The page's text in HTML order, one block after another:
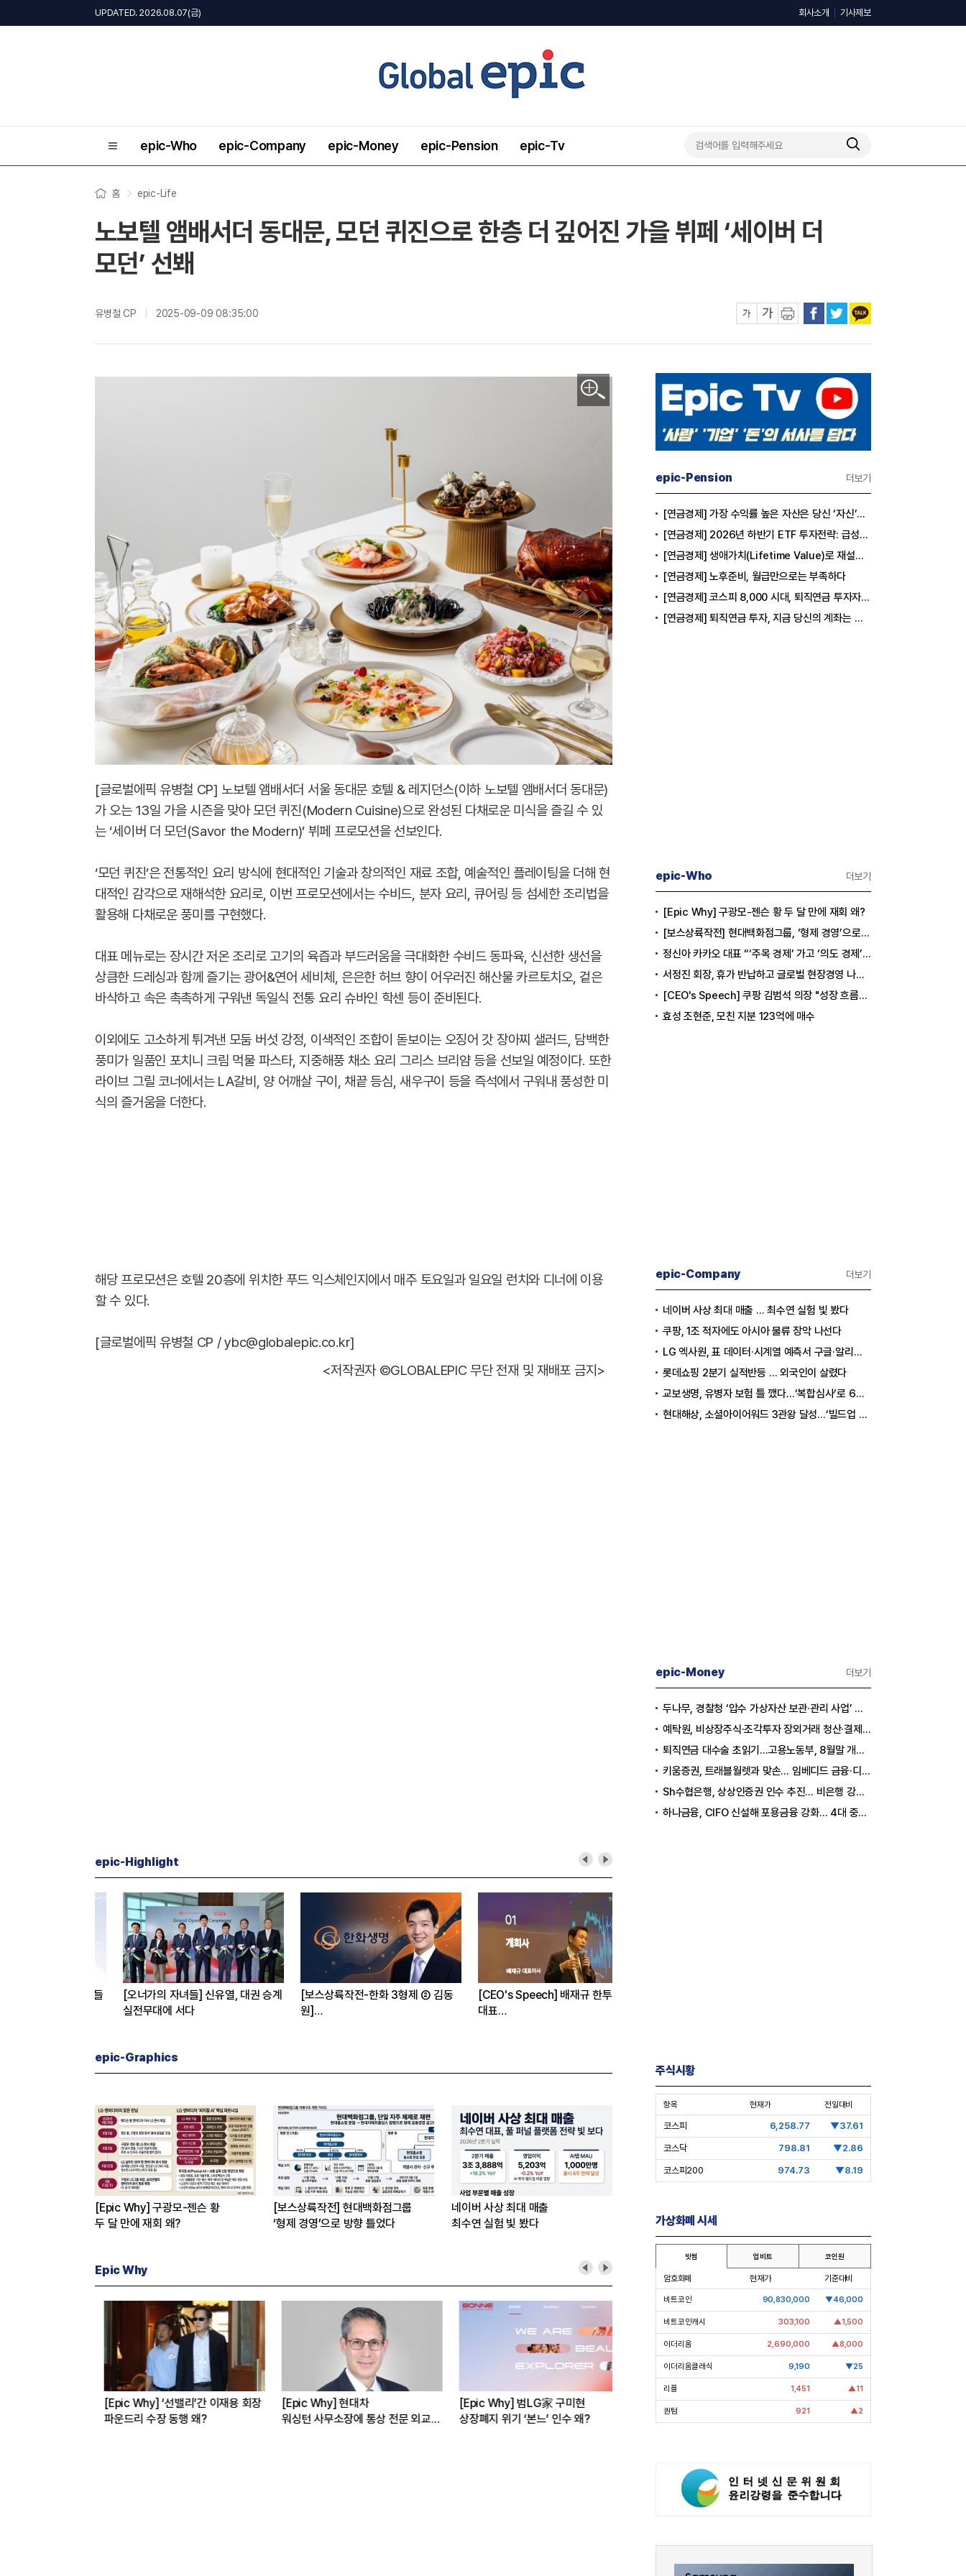
UPDATED. 2026.08.07(금) 회사소개 기사제보
epic-Who epic-Company epic-Money epic-Pension epic-Tv
홈 epic-Life
노보텔 앰배서더 동대문, 모던 퀴진으로 한층 더 깊어진 가을 뷔페 ‘세이버 더
모던’ 선봬
유병철 CP 2025-09-09 08:35:00
이미지 확대보기
[글로벌에픽 유병철 CP] 노보텔 앰배서더 서울 동대문 호텔 & 레지던스(이하 노보텔 앰배서더 동대문)
가 오는 13일 가을 시즌을 맞아 모던 퀴진(Modern Cuisine)으로 완성된 다채로운 미식을 즐길 수 있
는 ‘세이버 더 모던(Savor the Modern)’ 뷔페 프로모션을 선보인다.
‘모던 퀴진’은 전통적인 요리 방식에 현대적인 기술과 창의적인 재료 조합, 예술적인 플레이팅을 더해 현
대적인 감각으로 재해석한 요리로, 이번 프로모션에서는 수비드, 분자 요리, 큐어링 등 섬세한 조리법을
활용해 다채로운 풍미를 구현했다.
대표 메뉴로는 장시간 저온 조리로 고기의 육즙과 부드러움을 극대화한 수비드 동파육, 신선한 생선을
상큼한 드레싱과 함께 즐기는 광어&연어 세비체, 은은한 허브 향이 어우러진 해산물 카르토치오, 겉은
바삭하고 속은 촉촉하게 구워낸 독일식 전통 요리 슈바인 학센 등이 준비된다.
이외에도 고소하게 튀겨낸 모둠 버섯 강정, 이색적인 조합이 돋보이는 오징어 갓 장아찌 샐러드, 담백한
풍미가 일품인 포치니 크림 먹물 파스타, 지중해풍 채소 요리 그리스 브리얌 등을 선보일 예정이다. 또한
라이브 그릴 코너에서는 LA갈비, 양 어깨살 구이, 채끝 등심, 새우구이 등을 즉석에서 구워내 풍성한 미
식의 즐거움을 더한다.
해당 프로모션은 호텔 20층에 위치한 푸드 익스체인지에서 매주 토요일과 일요일 런치와 디너에 이용
할 수 있다.
[글로벌에픽 유병철 CP / ybc@globalepic.co.kr]
<저작권자 ©GLOBALEPIC 무단 전재 및 재배포 금지>
epic-Highlight
[보스상륙작전-한화 3형제 ② 김동
[CEO's Speech] 배재규 한투운용
[Epic Why] 네이버
엔비디아 투자 받은 진짜 이유는
epic-Graphics
[Epic Why] 구광모-젠슨 황
두 달 만에 재회 왜?
[보스상륙작전] 현대백화점그룹
‘형제 경영’으로 방향 틀었다
네이버 사상 최대 매출
최수연 실험 빛 봤다
Epic Why
[Epic Why] 현대차
워싱턴 사무소장에 통상 전문 외교관
[Epic Why] 범LG家 구미현
상장폐지 위기 ‘본느’ 인수 왜?
[Epic Why] 삼성·현대차는 왜
적과의 동침’을 할까
[Epic Why] 코오롱 이규호
3상 실패 1주일만에 티슈진 2억 매
[Epic Why] 네이버
엔비디아 투자 받은 진짜 이유는
epic-Pension 더보기
[연금경제] 가장 수익률 높은 자산은 당신 ‘자신’이다
[연금경제] 2026년 하반기 ETF 투자전략: 급성장의 상반기를 접고, 이제 '실적'이 가르는 하반기를 맞다
[연금경제] 생애가치(Lifetime Value)로 재설계하는 은퇴 후 안정적 생활보장과 평생소득 전략
[연금경제] 노후준비, 월급만으로는 부족하다
[연금경제] 코스피 8,000 시대, 퇴직연금 투자자는 왜 지금 FOMO를 경계해야 하는가
[연금경제] 퇴직연금 투자, 지금 당신의 계좌는 어느 편인가?
epic-Who 더보기
[Epic Why] 구광모-젠슨 황 두 달 만에 재회 왜?
[보스상륙작전] 현대백화점그룹, ‘형제 경영’으로 방향 틀었다
정신아 카카오 대표 “‘주목 경제’ 가고 ‘의도 경제’ 왔다”
서정진 회장, 휴가 반납하고 글로벌 현장경영 나선다
[CEO's Speech] 쿠팡 김범석 의장 "성장 흐름은 변하지 않았다"
효성 조현준, 모친 지분 123억에 매수
epic-Company 더보기
네이버 사상 최대 매출 … 최수연 실험 빛 봤다
쿠팡, 1조 적자에도 아시아 물류 장악 나선다
LG 엑사원, 표 데이터·시계열 예측서 구글·알리바바 제쳤다
롯데쇼핑 2분기 실적반등 … 외국인이 살렸다
교보생명, 유병자 보험 틀 깼다…‘복합심사’로 6개월 독점권 획득
현대해상, 소셜아이어워드 3관왕 달성…‘빌드업 육아’ 소통 결실
epic-Money 더보기
두나무, 경찰청 ‘압수 가상자산 보관·관리 사업’ 최종 낙찰
예탁원, 비상장주식·조각투자 장외거래 청산·결제 인프라 구축 착수
퇴직연금 대수술 초읽기…고용노동부, 8월말 개정안 발표
키움증권, 트래블월렛과 맞손… 임베디드 금융·디지털 자산 신사업 추진
Sh수협은행, 상상인증권 인수 추진… 비은행 강화 ‘금융그룹’ 도약 발판
하나금융, CIFO 신설해 포용금융 강화… 4대 중심축 중심 상반기 목표 60% 달성
주식시황
항목 현재가 전일대비
코스피 6,258.77 ▼37.61
코스닥 798.81 ▼2.86
코스피200 974.73 ▼8.19
가상화폐 시세
빗썸 업비트 코인원
암호화폐 현재가 기준대비
비트코인 90,830,000 ▼46,000
비트코인캐시 303,100 ▲1,500
이더리움 2,690,000 ▲8,000
이더리움클래식 9,190 ▼25
리플 1,451 ▲11
퀀텀 921 ▲2